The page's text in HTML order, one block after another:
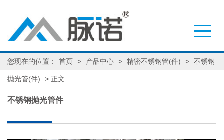
您现在的位置： 首页 > 产品中心 > 精密不锈钢管(件) > 不锈钢
抛光管(件) > 正文
不锈钢抛光管件